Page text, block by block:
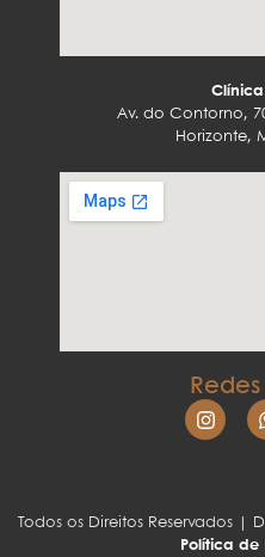
Clínica
Av. do Contorno,
Horizonte,
Todos os Direitos Reservados |
Política